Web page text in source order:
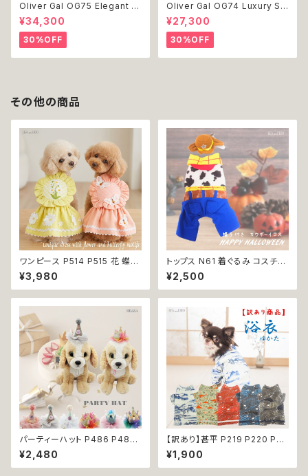
Oliver Gal OG75 Elegant E
ssentials Paris 絵 アート イ
ンテリア お祝い 贈り物 プレゼ
ント 結婚 新築 開店 周年 バー
スデイ 誕生日 ご褒美
¥34,300
30%OFF
Oliver Gal OG74 Luxury St
acked Shoes Rose Giftbo
x 絵 アート インテリア お祝い
贈り物 プレゼント 結婚 新築 開
店 周年 バースデイ 誕生日 ご褒
美
¥27,300
30%OFF
その他の商品
ワンピース P514 P515 花 蝶
ハンドメイド ピンク イエローグ
リーン レース ドッグウェア 春夏
ドッグウエア ドッグ ウェア 犬 猫
の洋服 猫の洋服 春 夏 洋服 女
の子 小型 おしゃれ かわいい 送
料無料 返品交換不可
¥3,980
トップス N61 着ぐるみ コスチュ
ーム コスプレ キャラクター ブル
ー ホワイト レッド 帽子付き カ
ウボーイ 衣装 仮装 変身 ハロ
ペット 服 犬服 猫服 洋服 オシャ
レ かわいい 小型犬 返品交換不
可
¥2,500
パーティーハット P486 P487
P488 P489 P490 P491 三
角帽子 とんがり帽子 王冠 帽子
ハット 誕生日 パーティー ドック
¥2,480
【訳あり】甚平 P219 P220 P22
1 P222 P223 和装 和柄 ドッグ
ウェア 犬 コスプレ 男の子 夏服
ドッグウエア ドックウェア おしゃ
¥1,900